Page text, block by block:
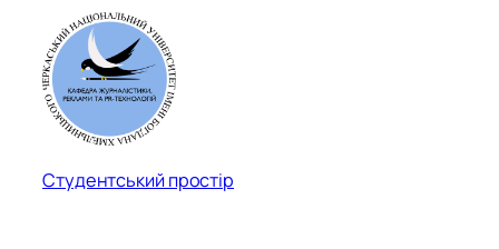
Студентський простір